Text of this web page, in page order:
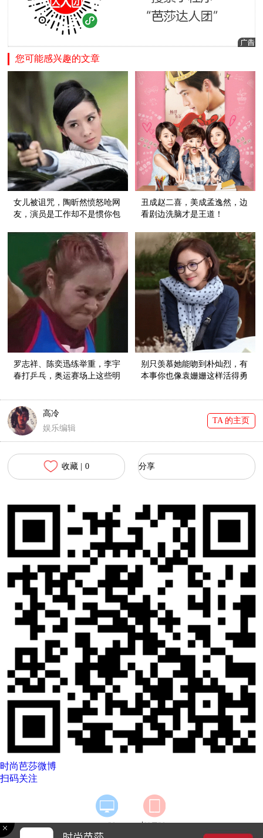
您可能感兴趣的文章
女儿被诅咒，陶昕然愤怒呛网
友，演员是工作却不是惯你包
丑成赵二喜，美成孟逸然，边
看剧边洗脑才是王道！
罗志祥、陈奕迅练举重，李宇
春打乒乓，奥运赛场上这些明
别只羡慕她能吻到朴灿烈，有
本事你也像袁姗姗这样活得勇
高冷
娱乐编辑
TA 的主页
收藏 | 0 分享
时尚芭莎微博
扫码关注
PC版 |触屏版